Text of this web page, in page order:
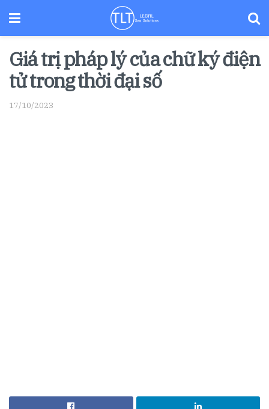
Giá trị pháp lý của chữ ký điện
tử trong thời đại số
17/10/2023